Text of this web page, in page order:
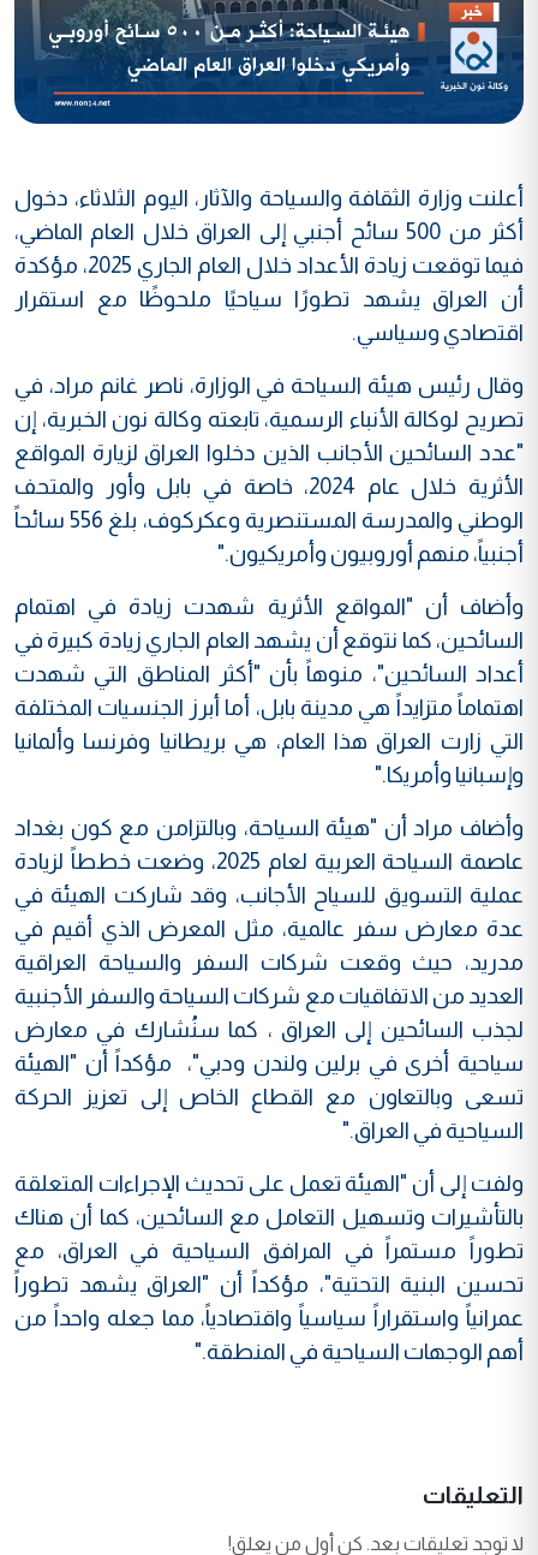
أعلنت وزارة الثقافة والسياحة والآثار، اليوم الثلاثاء، دخول
أكثر من 500 سائح أجنبي إلى العراق خلال العام الماضي،
فيما توقعت زيادة الأعداد خلال العام الجاري 2025، مؤكدة
أن العراق يشهد تطورًا سياحيًا ملحوظًا مع استقرار
اقتصادي وسياسي.
وقال رئيس هيئة السياحة في الوزارة، ناصر غانم مراد، في
تصريح لوكالة الأنباء الرسمية، تابعته وكالة نون الخبرية، إن
"عدد السائحين الأجانب الذين دخلوا العراق لزيارة المواقع
الأثرية خلال عام 2024، خاصة في بابل وأور والمتحف
الوطني والمدرسة المستنصرية وعكركوف، بلغ 556 سائحاً
أجنبياً، منهم أوروبيون وأمريكيون".
وأضاف أن "المواقع الأثرية شهدت زيادة في اهتمام
السائحين، كما نتوقع أن يشهد العام الجاري زيادة كبيرة في
أعداد السائحين"، منوهاً بأن "أكثر المناطق التي شهدت
اهتماماً متزايداً هي مدينة بابل، أما أبرز الجنسيات المختلفة
التي زارت العراق هذا العام، هي بريطانيا وفرنسا وألمانيا
وإسبانيا وأمريكا".
وأضاف مراد أن "هيئة السياحة، وبالتزامن مع كون بغداد
عاصمة السياحة العربية لعام 2025، وضعت خططاً لزيادة
عملية التسويق للسياح الأجانب، وقد شاركت الهيئة في
عدة معارض سفر عالمية، مثل المعرض الذي أقيم في
مدريد، حيث وقعت شركات السفر والسياحة العراقية
العديد من الاتفاقيات مع شركات السياحة والسفر الأجنبية
لجذب السائحين إلى العراق ، كما سنُشارك في معارض
سياحية أخرى في برلين ولندن ودبي"، مؤكداً أن "الهيئة
تسعى وبالتعاون مع القطاع الخاص إلى تعزيز الحركة
السياحية في العراق".
ولفت إلى أن "الهيئة تعمل على تحديث الإجراءات المتعلقة
بالتأشيرات وتسهيل التعامل مع السائحين، كما أن هناك
تطوراً مستمراً في المرافق السياحية في العراق، مع
تحسين البنية التحتية"، مؤكداً أن "العراق يشهد تطوراً
عمرانياً واستقراراً سياسياً واقتصادياً، مما جعله واحداً من
أهم الوجهات السياحية في المنطقة".
التعليقات
لا توجد تعليقات بعد. كن أول من يعلق!